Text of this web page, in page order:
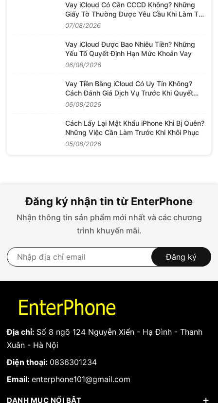
Vay iCloud Có Cần CCCD Không? Những
Giấy Tờ Thường Được Yêu Cầu Khi Làm Thủ
Tục
07/08/2026
Vay iCloud Được Bao Nhiêu Tiền? Những
Yếu Tố Quyết Định Hạn Mức Khoản Vay
06/08/2026
Vay Tiền Bằng iCloud Có Uy Tín Không?
Cách Đánh Giá Dịch Vụ Trước Khi Quyết
Định
06/08/2026
Cách Lấy Lại Mật Khẩu iPhone Khi Bị Quên?
Những Việc Cần Làm Trước Khi Khôi Phục
05/08/2026
Đăng ký nhận tin từ EnterPhone
Nhận thông tin sản phẩm mới nhất và các chương
trình khuyến mãi.
Đăng ký
Địa chỉ: Số 8 ngõ 124 Nguyễn Xiển - Hạ Đình - Thanh
Xuân - Hà Nội
Điện thoại: 0836301234
Email: enterphone101@gmail.com
DANH MỤC NỔI BẬT